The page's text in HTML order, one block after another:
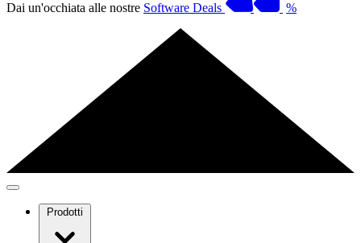
Dai un'occhiata alle nostre Software Deals %
Prodotti